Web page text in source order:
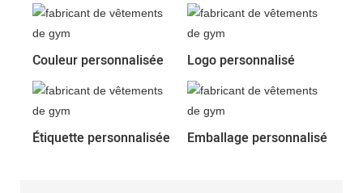
Couleur personnalisée Logo personnalisé
Étiquette personnalisée Emballage personnalisé